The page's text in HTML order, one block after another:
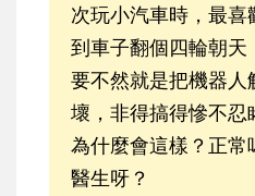
次玩小汽車時，最
到車子翻個四輪朝天
要不然就是把機器人
壞，非得搞得慘不忍
為什麼會這樣？正常
醫生呀？